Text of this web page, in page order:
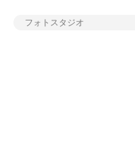
フォトスタジオ